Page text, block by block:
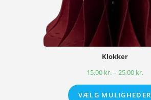
Klokker
15,00 kr.– 25,00 kr.
VÆLG MULIGHEDER